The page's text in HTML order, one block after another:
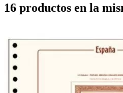
16 productos en la